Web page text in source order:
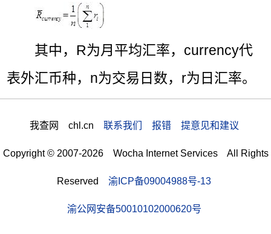
其中，R为月平均汇率，currency代
表外汇币种，n为交易日数，r为日汇率。
我查网 chl.cn 联系我们 报错 提意见和建议
Copyright © 2007-2026 Wocha Internet Services All Rights
Reserved 渝ICP备09004988号-13
渝公网安备50010102000620号